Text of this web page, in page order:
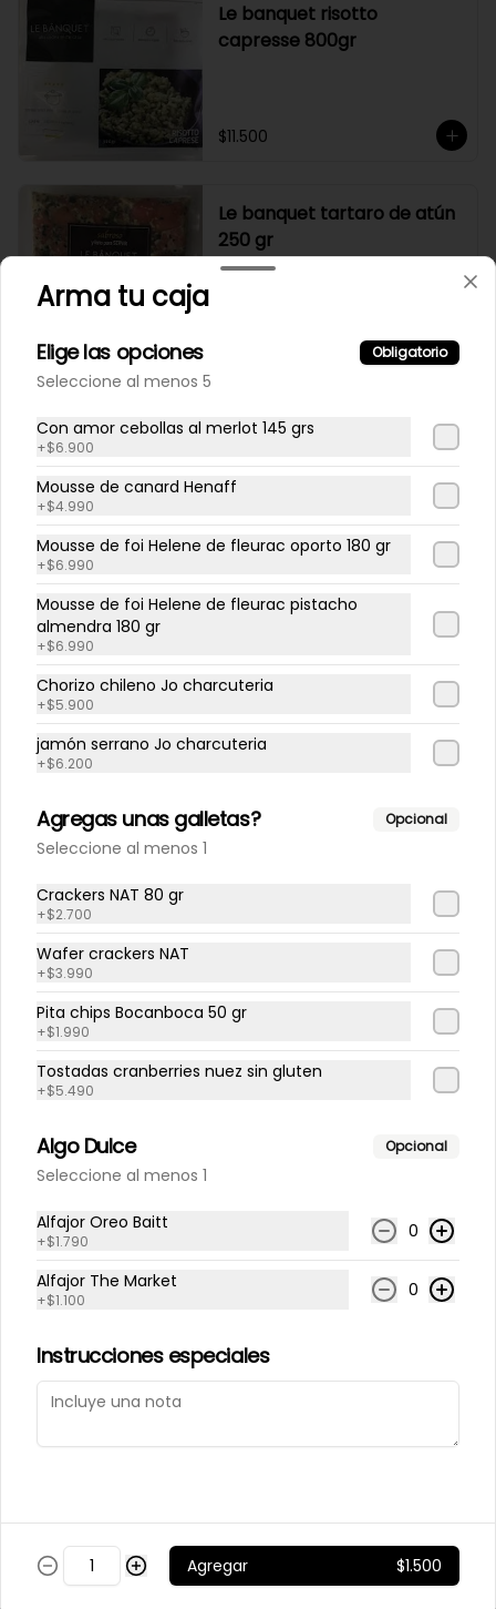
Le banquet risotto
capresse 800gr
$11.500
Le banquet tartaro de atún
250 gr
salmón 250 gr
$7.990
Le banquet tiradito de atún
amarillo
$12.600
Lecheria los maitenes
$7.400
Locos cocidos en conserva
Arma tu caja
Elige las opciones Obligatorio
Seleccione al menos 5
Con amor cebollas al merlot 145 grs
+$6.900
Mousse de canard Henaff
+$4.990
Mousse de foi Helene de fleurac oporto 180 gr
+$6.990
Mousse de foi Helene de fleurac pistacho
almendra 180 gr
+$6.990
Chorizo chileno Jo charcuteria
+$5.900
jamón serrano Jo charcuteria
+$6.200
Agregas unas galletas? Opcional
Seleccione al menos 1
Crackers NAT 80 gr
+$2.700
Wafer crackers NAT
+$3.990
Pita chips Bocanboca 50 gr
+$1.990
Tostadas cranberries nuez sin gluten
+$5.490
Algo Dulce Opcional
Seleccione al menos 1
Alfajor Oreo Baitt
+$1.790 0
Alfajor The Market
+$1.100 0
Instrucciones especiales
Agregar $1.500